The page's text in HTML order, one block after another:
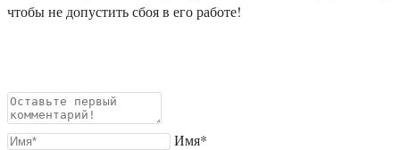
чтобы не допустить сбоя в его работе!
Имя*